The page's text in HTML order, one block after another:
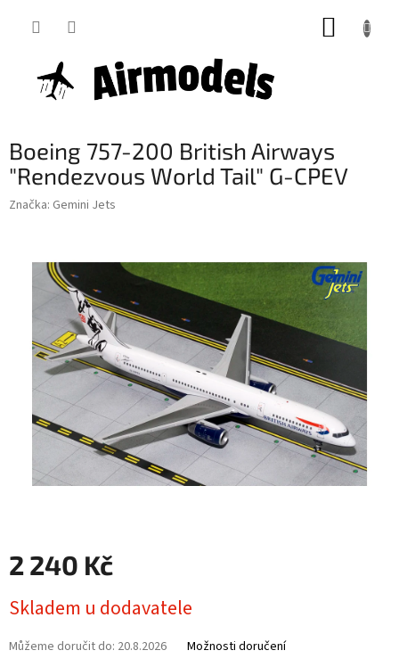
Boeing 757-200 British Airways
"Rendezvous World Tail" G-CPEV
Značka: Gemini Jets
2 240 Kč
cena:
Skladem u dodavatele
Můžeme doručit do: 20.8.2026 Možnosti doručení